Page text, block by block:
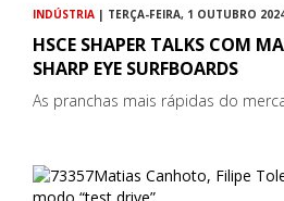
INDÚSTRIA | TERÇA-FEIRA, 1 OUTUBRO
HSCE SHAPER TALKS COM
SHARP EYE SURFBOARDS
As pranchas mais rápidas do